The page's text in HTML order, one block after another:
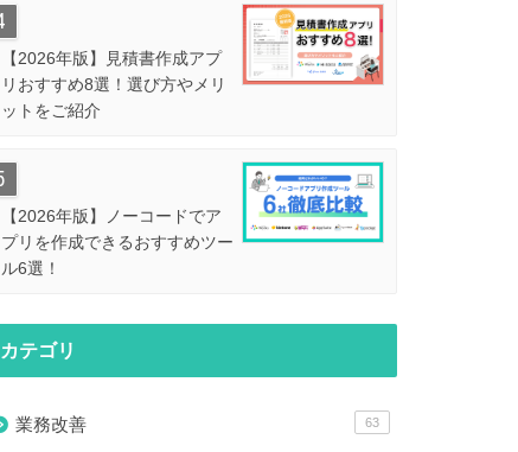
【2026年版】見積書作成アプ
リおすすめ8選！選び方やメリ
ットをご紹介
【2026年版】ノーコードでア
プリを作成できるおすすめツー
ル6選！
カテゴリ
業務改善 63